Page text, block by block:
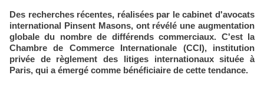
Des recherches récentes, réalisées par le cabinet d'avocats
international Pinsent Masons, ont révélé une augmentation
globale du nombre de différends commerciaux. C'est la
Chambre de Commerce Internationale (CCI), institution
privée de règlement des litiges internationaux située à
Paris, qui a émergé comme bénéficiaire de cette tendance.